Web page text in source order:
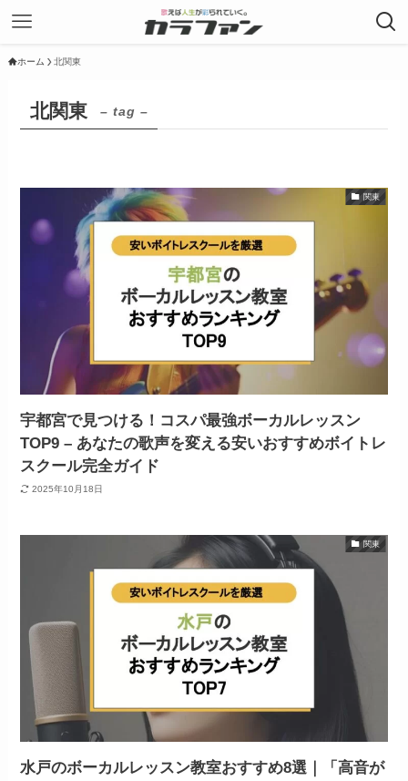
ホーム 北関東
北関東 – tag –
関東
宇都宮で見つける！コスパ最強ボーカルレッスン
TOP9 – あなたの歌声を変える安いおすすめボイトレ
スクール完全ガイド
2025年10月18日
関東
水戸のボーカルレッスン教室おすすめ8選｜「高音が